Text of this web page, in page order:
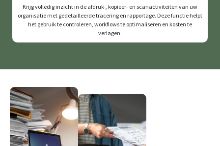
Krijg volledig inzicht in de afdruk-, kopieer- en scanactiviteiten van uw
organisatie met gedetailleerde tracering en rapportage. Deze functie helpt
het gebruik te controleren, workflows te optimaliseren en kosten te
verlagen.